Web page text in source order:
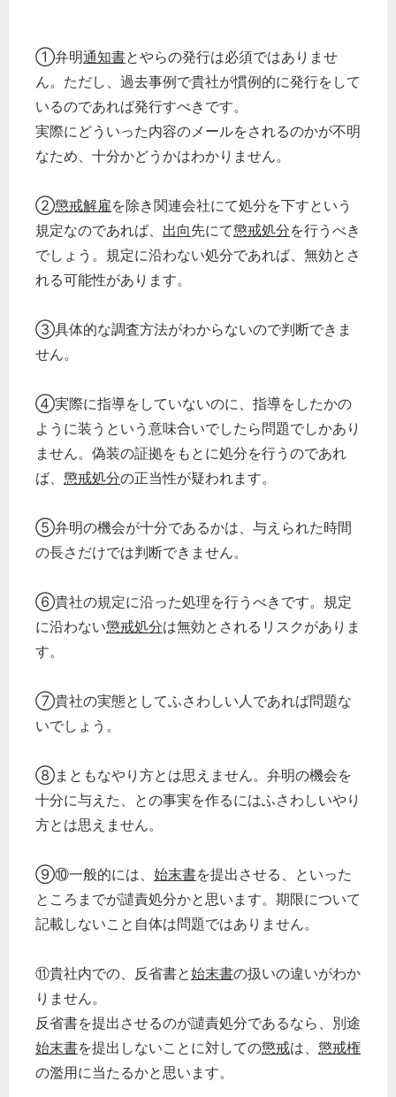
①弁明通知書とやらの発行は必須ではありませ
ん。ただし、過去事例で貴社が慣例的に発行をして
いるのであれば発行すべきです。
実際にどういった内容のメールをされるのかが不明
なため、十分かどうかはわかりません。
②懲戒解雇を除き関連会社にて処分を下すという
規定なのであれば、 出向先にて懲戒処分を行うべき
でしょう。規定に沿わない処分であれば、無効とさ
れる可能性があります。
③具体的な調査方法がわからないので判断できま
せん。
④実際に指導をしていないのに、指導をしたかの
ように装うという意味合いでしたら問題でしかあり
ません。偽装の証拠をもとに処分を行うのであれ
ば、 懲戒処分の正当性が疑われます。
⑤弁明の機会が十分であるかは、与えられた時間
の長さだけでは判断できません。
⑥貴社の規定に沿った処理を行うべきです。規定
に沿わない懲戒処分は無効とされるリスクがありま
す。
⑦貴社の実態としてふさわしい人であれば問題な
いでしょう。
⑧まともなやり方とは思えません。弁明の機会を
十分に与えた、との事実を作るにはふさわしいやり
方とは思えません。
⑨⑩一般的には、 始末書を提出させる、といった
ところまでが譴責処分かと思います。期限について
記載しないこと自体は問題ではありません。
⑪貴社内での、反省書と始末書の扱いの違いがわか
りません。
反省書を提出させるのが譴責処分であるなら、別途
始末書を提出しないことに対しての懲戒は、 懲戒権
の濫用に当たるかと思います。